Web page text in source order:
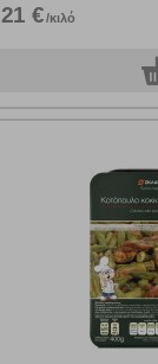
€/κιλό
0
παροχή
Αν δεν
από
σας
σας. Αν δεν